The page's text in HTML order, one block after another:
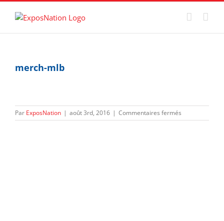
Passer
merch-mlb
Par ExposNation | août 3rd, 2016 | Commentaires fermés
merch-